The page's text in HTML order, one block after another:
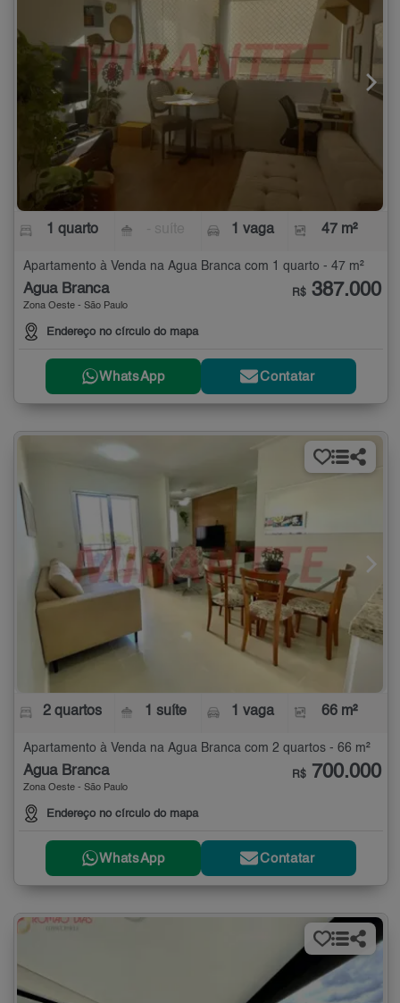
1 quarto 1 vaga 47 m²
Apartamento à Venda na Água Branca com 1 quarto - 47 m²
Água Branca
Zona Oeste - São Paulo
Endereço no círculo do mapa
R$ 387.000
WhatsApp Contatar
2 quartos 1 suíte 1 vaga 66 m²
Apartamento à Venda na Água Branca com 2 quartos - 66 m²
Água Branca
Zona Oeste - São Paulo
Endereço no círculo do mapa
R$ 700.000
WhatsApp Contatar